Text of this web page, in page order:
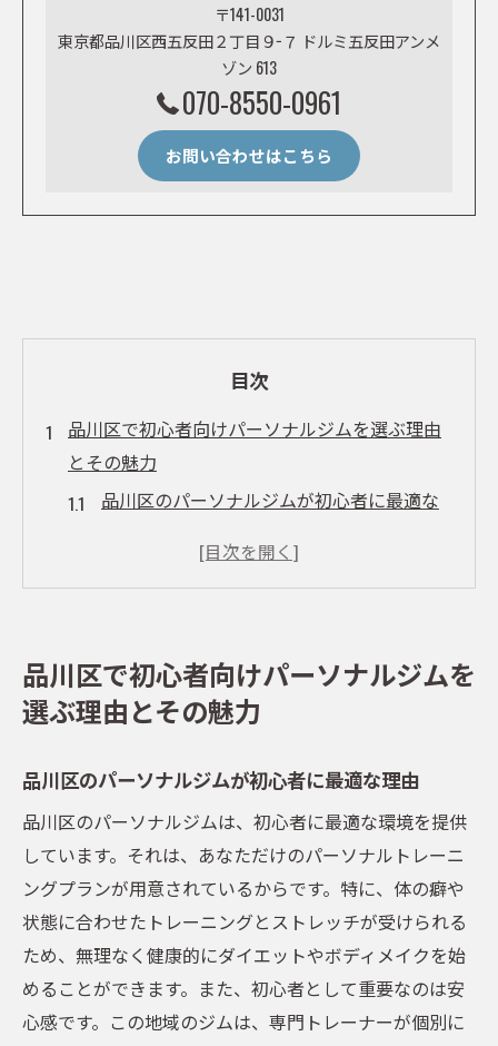
〒141-0031
東京都品川区西五反田２丁目９−７ ドルミ五反田アンメ
ゾン 613
070-8550-0961
お問い合わせはこちら
目次
品川区で初心者向けパーソナルジムを選ぶ理由
とその魅力
品川区のパーソナルジムが初心者に最適な
初心者でも安心して始められるサポート体
個別指導による効果的なトレーニングプラ
ン
ー
結果を出すためのコミットメントとモチベ
ーションの維持
あなた専用のパーソナルジムトレーニングプラ
ンで健康的にボディメイク
個々の目標に合わせたトレーニングプラン
の作成
健康を重視した無理のないボディメイク
品川区で初心者向けパーソナルジムを
選ぶ理由とその魅力
品川区のパーソナルジムが初心者に最適な理由
品川区のパーソナルジムは、初心者に最適な環境を提供
しています。それは、あなただけのパーソナルトレーニ
ングプランが用意されているからです。特に、体の癖や
状態に合わせたトレーニングとストレッチが受けられる
ため、無理なく健康的にダイエットやボディメイクを始
めることができます。また、初心者として重要なのは安
心感です。この地域のジムは、専門トレーナーが個別に